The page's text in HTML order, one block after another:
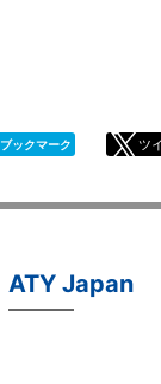
ブックマーク ツ
ATY Japan